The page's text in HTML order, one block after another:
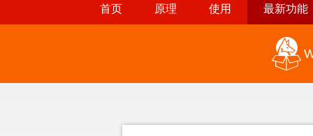
首页 原理 使用 最新功能